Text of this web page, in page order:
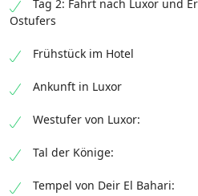
Tag 2: Fahrt nach Luxor und
Ostufers
Frühstück im Hotel
Ankunft in Luxor
Westufer von Luxor:
Tal der Könige:
Tempel von Deir El Bahari: